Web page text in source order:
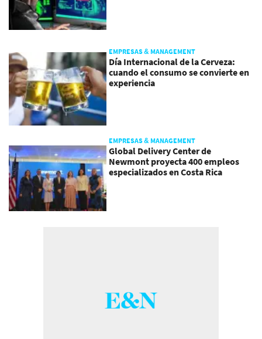
EMPRESAS & MANAGEMENT
Día Internacional de la Cerveza:
cuando el consumo se convierte en
experiencia
EMPRESAS & MANAGEMENT
Global Delivery Center de
Newmont proyecta 400 empleos
especializados en Costa Rica